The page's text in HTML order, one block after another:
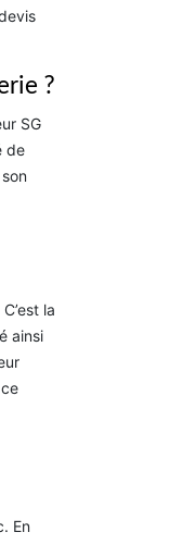
?
SG
de
la
ainsi
En